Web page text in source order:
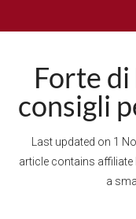
Forte
consigli
Last updated on 1
article contains affiliate
a